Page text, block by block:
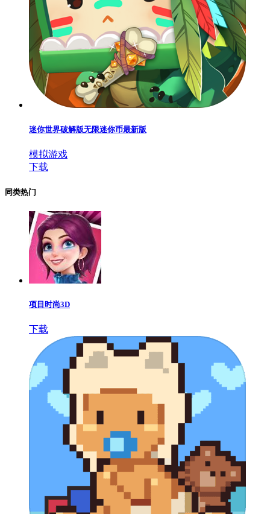
迷你世界破解版无限迷你币最新版
模拟游戏
下载
同类热门
项目时尚3D
下载